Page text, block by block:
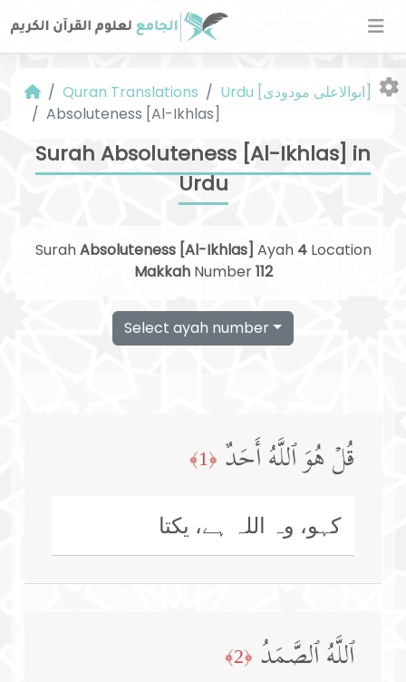
Quran Translations
Urdu [ابوالاعلی مودودی]
Absoluteness [Al-Ikhlas]
Surah Absoluteness [Al-Ikhlas] in
Urdu
SurahAbsoluteness [Al-Ikhlas] Ayah 4Location
MakkahNumber112
Select ayah number
قُلۡ هُوَ ٱللَّهُ أَحَدٌ ﴿1﴾
کہو، وہ اللہ ہے، یکتا
ٱللَّهُ ٱلصَّمَدُ ﴿2﴾